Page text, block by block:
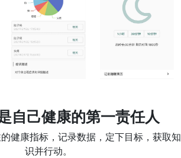
自己健康的第一责任人
健康指标，记录数据，定下目标，获取知
识并行动。